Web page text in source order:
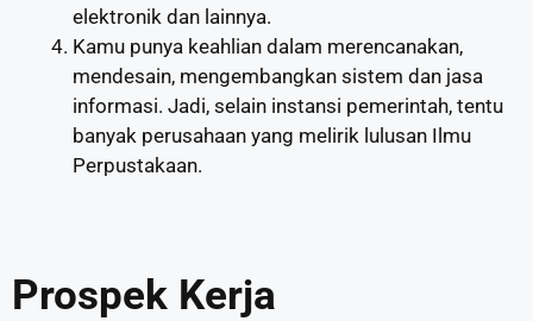
elektronik dan lainnya.
Kamu punya keahlian dalam merencanakan,
mendesain, mengembangkan sistem dan jasa
informasi. Jadi, selain instansi pemerintah, tentu
banyak perusahaan yang melirik lulusan Ilmu
Perpustakaan.
Prospek Kerja